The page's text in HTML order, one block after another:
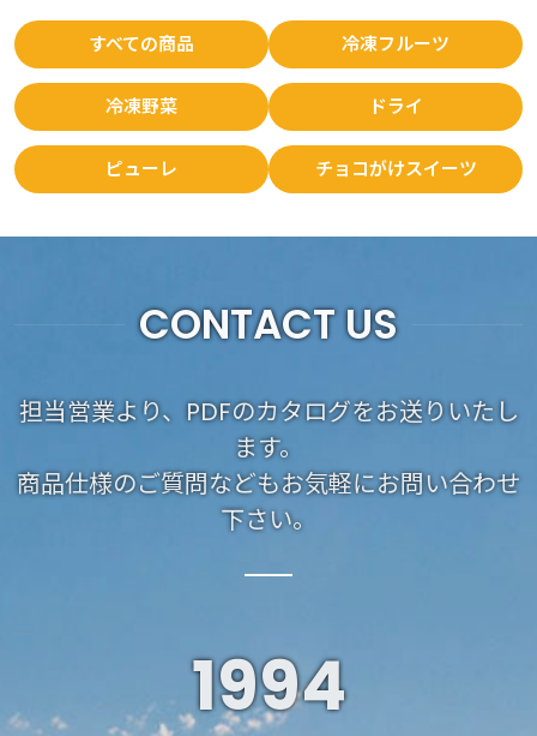
すべての商品 冷凍フルーツ
冷凍野菜 ドライ
ピューレ チョコがけスイーツ
CONTACT US
担当営業より、PDFのカタログをお送りいたし
ます。
商品仕様のご質問などもお気軽にお問い合わせ
下さい。
1994